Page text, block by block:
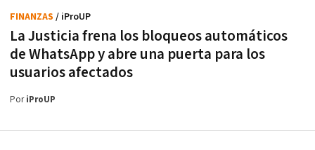
La Justicia frena los bloqueos automáticos
de WhatsApp y abre una puerta para los
usuarios afectados
FINANZAS / iProUP
PoriProUP